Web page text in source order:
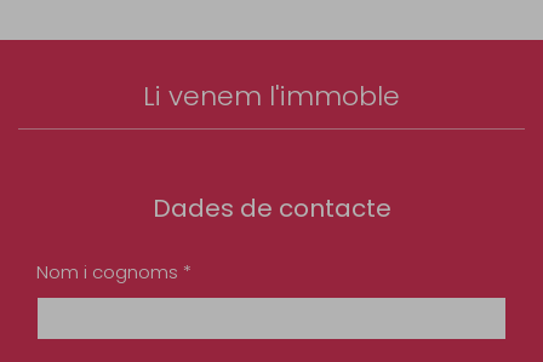
Li venem l'immoble
Dades de contacte
Nom i cognoms *